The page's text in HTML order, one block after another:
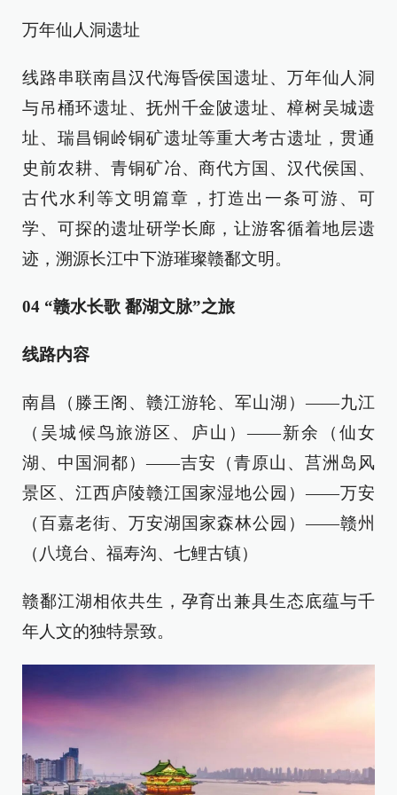
万年仙人洞遗址
线路串联南昌汉代海昏侯国遗址、万年仙人洞
与吊桶环遗址、抚州千金陂遗址、樟树吴城遗
址、瑞昌铜岭铜矿遗址等重大考古遗址，贯通
史前农耕、青铜矿冶、商代方国、汉代侯国、
古代水利等文明篇章，打造出一条可游、可
学、可探的遗址研学长廊，让游客循着地层遗
迹，溯源长江中下游璀璨赣鄱文明。
04 “赣水长歌 鄱湖文脉”之旅
线路内容
南昌（滕王阁、赣江游轮、军山湖）——九江
（吴城候鸟旅游区、庐山）——新余（仙女
湖、中国洞都）——吉安（青原山、莒洲岛风
景区、江西庐陵赣江国家湿地公园）——万安
（百嘉老街、万安湖国家森林公园）——赣州
（八境台、福寿沟、七鲤古镇）
赣鄱江湖相依共生，孕育出兼具生态底蕴与千
年人文的独特景致。